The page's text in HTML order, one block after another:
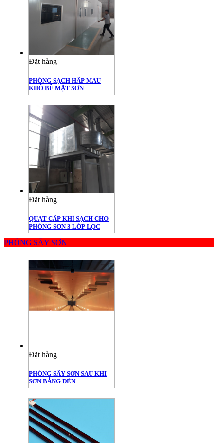
Đặt hàng
PHÒNG SẠCH HẤP MAU
KHÔ BỀ MẶT SƠN
Đặt hàng
QUẠT CẤP KHÍ SẠCH CHO
PHÒNG SƠN 3 LỚP LỌC
PHÒNG SẤY SƠN
Đặt hàng
PHÒNG SẤY SƠN SAU KHI
SƠN BẰNG ĐÈN